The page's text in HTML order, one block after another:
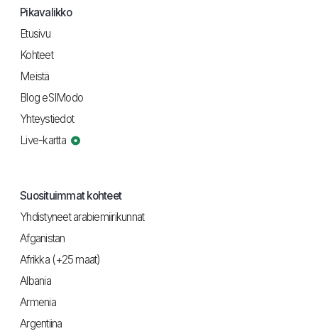
Pikavalikko
Etusivu
Kohteet
Meistä
Blog eSIModo
Yhteystiedot
Live-kartta
Suosituimmat kohteet
Yhdistyneet arabiemiirikunnat
Afganistan
Afrikka (+25 maat)
Albania
Armenia
Argentiina